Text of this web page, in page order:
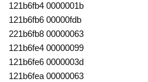
121b6fb4 0000001b
121b6fb6 00000fdb
221b6fb8 00000063
121b6fe4 00000099
121b6fe6 0000003d
121b6fea 00000063